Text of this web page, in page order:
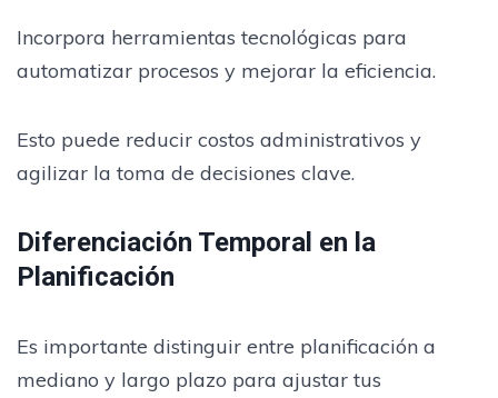
Incorpora herramientas tecnológicas para
automatizar procesos y mejorar la eficiencia.
Esto puede reducir costos administrativos y
agilizar la toma de decisiones clave.
Diferenciación Temporal en la
Planificación
Es importante distinguir entre planificación a
mediano y largo plazo para ajustar tus